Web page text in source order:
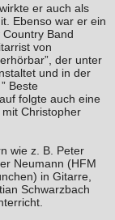
er auch als
Ebenso war er ein
Band
von
der unter
und in der
Beste
folgte auch eine
mit Christopher
wie z. B. Peter
Neumann (HFM
in Gitarre,
Schwarzbach